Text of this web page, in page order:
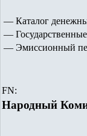
— Каталог
—
— Эмиссионный
FN:
Народный